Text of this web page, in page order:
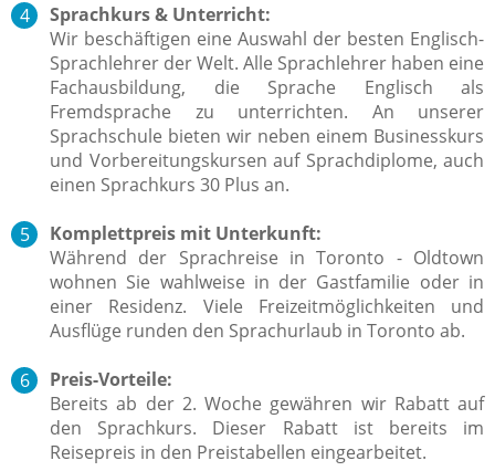
Sprachkurs & Unterricht:
Wir beschäftigen eine Auswahl der besten Englisch-
Sprachlehrer der Welt. Alle Sprachlehrer haben eine
Fachausbildung, die Sprache Englisch als
Fremdsprache zu unterrichten. An unserer
Sprachschule bieten wir neben einem Businesskurs
und Vorbereitungskursen auf Sprachdiplome, auch
einen Sprachkurs 30 Plus an.
Komplettpreis mit Unterkunft:
Während der Sprachreise in Toronto - Oldtown
wohnen Sie wahlweise in der Gastfamilie oder in
einer Residenz. Viele Freizeitmöglichkeiten und
Ausflüge runden den Sprachurlaub in Toronto ab.
Preis-Vorteile:
Bereits ab der 2. Woche gewähren wir Rabatt auf
den Sprachkurs. Dieser Rabatt ist bereits im
Reisepreis in den Preistabellen eingearbeitet.